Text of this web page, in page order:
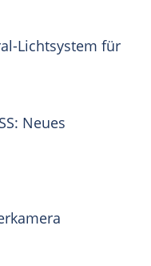
Lichtsystem für
Neues